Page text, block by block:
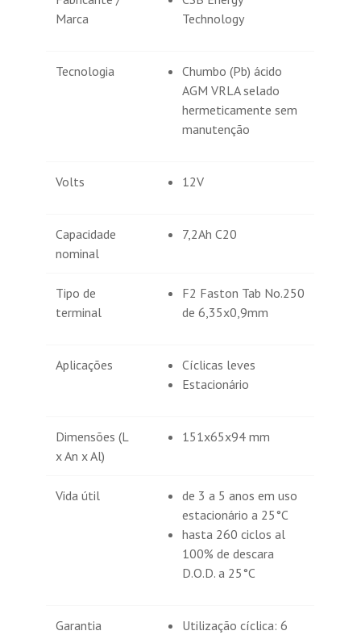
Marca
Technology
Tecnologia
Chumbo (Pb) ácido
AGM VRLA selado
hermeticamente sem
manutenção
Volts 12V
Capacidade
nominal
7,2Ah C20
Tipo de
terminal
F2 Faston Tab No.250
de 6,35x0,9mm
Aplicações
Cíclicas leves
Estacionário
Dimensões (L
x An x Al)
151x65x94 mm
Vida útil
de 3 a 5 anos em uso
estacionário a 25°C
hasta 260 ciclos al
100% de descara
D.O.D. a 25°C
Garantia
Utilização cíclica: 6
Comprador Verificado
Estoy muy satisfecho , me han acesorado
telefónicamente que producto sería el más
adecuado a mis necesidades teniendo en